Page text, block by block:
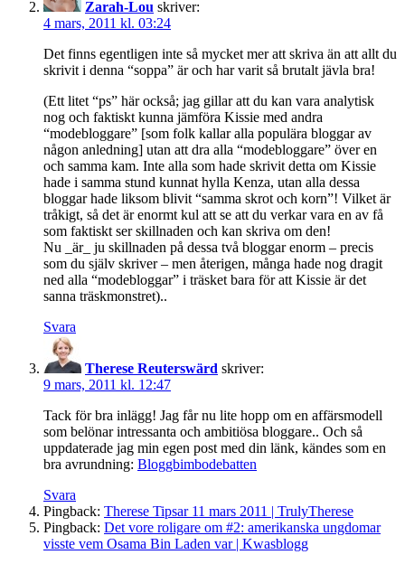
Zarah-Lou skriver:
4 mars, 2011 kl. 03:24
Det finns egentligen inte så mycket mer att skriva än att allt du
skrivit i denna “soppa” är och har varit så brutalt jävla bra!
(Ett litet “ps” här också; jag gillar att du kan vara analytisk
nog och faktiskt kunna jämföra Kissie med andra
“modebloggare” [som folk kallar alla populära bloggar av
någon anledning] utan att dra alla “modebloggare” över en
och samma kam. Inte alla som hade skrivit detta om Kissie
hade i samma stund kunnat hylla Kenza, utan alla dessa
bloggar hade liksom blivit “samma skrot och korn”! Vilket är
tråkigt, så det är enormt kul att se att du verkar vara en av få
som faktiskt ser skillnaden och kan skriva om den!
Nu _är_ ju skillnaden på dessa två bloggar enorm – precis
som du själv skriver – men återigen, många hade nog dragit
ned alla “modebloggar” i träsket bara för att Kissie är det
sanna träskmonstret)..
Svara
Therese Reuterswärd skriver:
9 mars, 2011 kl. 12:47
Tack för bra inlägg! Jag får nu lite hopp om en affärsmodell
som belönar intressanta och ambitiösa bloggare.. Och så
uppdaterade jag min egen post med din länk, kändes som en
bra avrundning: Bloggbimbodebatten
Svara
Pingback: Therese Tipsar 11 mars 2011 | TrulyTherese
Pingback: Det vore roligare om #2: amerikanska ungdomar
visste vem Osama Bin Laden var | Kwasblogg